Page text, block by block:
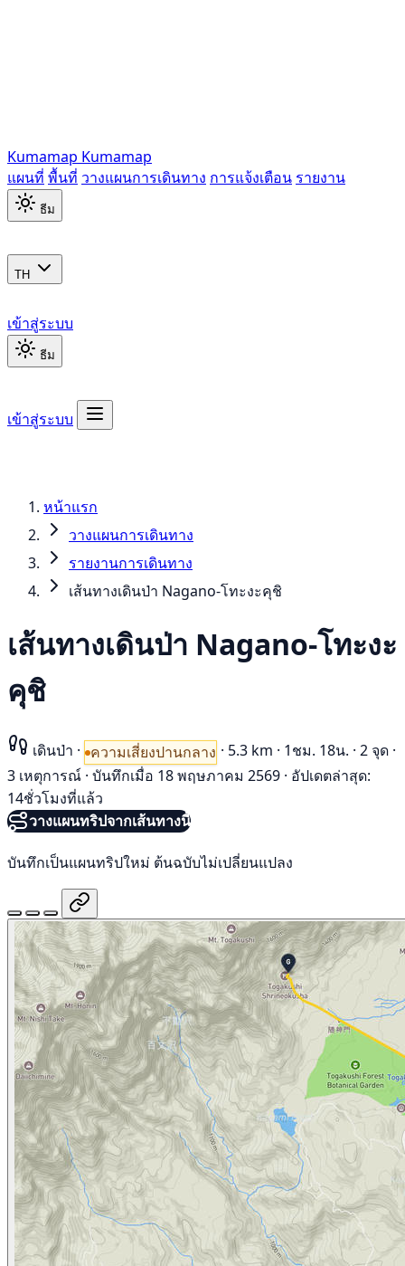
Kumamap Kumamap
แผนที่ พื้นที่ วางแผนการเดินทาง การแจ้งเตือน รายงาน
ธีม
TH
เข้าสู่ระบบ
ธีม
เข้าสู่ระบบ
หน้าแรก
วางแผนการเดินทาง
รายงานการเดินทาง
เส้นทางเดินป่า Nagano-โทะงะคุชิ
เส้นทางเดินป่า Nagano-โทะงะ
คุชิ
เดินป่า · ความเสี่ยงปานกลาง · 5.3 km · 1ชม. 18น. · 2 จุด ·
3 เหตุการณ์ · บันทึกเมื่อ 18 พฤษภาคม 2569 · อัปเดตล่าสุด:
14ชั่วโมงที่แล้ว
วางแผนทริปจากเส้นทางนี้
บันทึกเป็นแผนทริปใหม่ ต้นฉบับไม่เปลี่ยนแปลง